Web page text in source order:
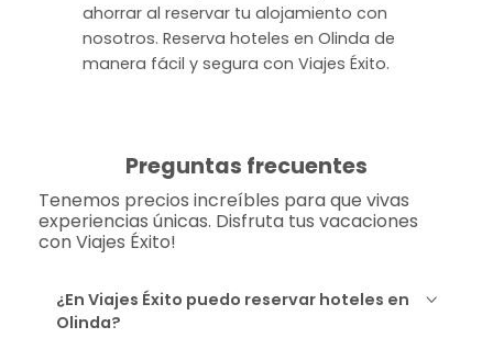
ahorrar al reservar tu alojamiento con
nosotros. Reserva hoteles en Olinda de
manera fácil y segura con Viajes Éxito.
Preguntas frecuentes
Tenemos precios increíbles para que vivas
experiencias únicas. Disfruta tus vacaciones
con Viajes Éxito!
¿En Viajes Éxito puedo reservar hoteles en
Olinda?